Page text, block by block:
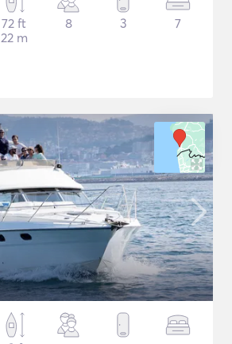
72 ft
22 m
8 3 7